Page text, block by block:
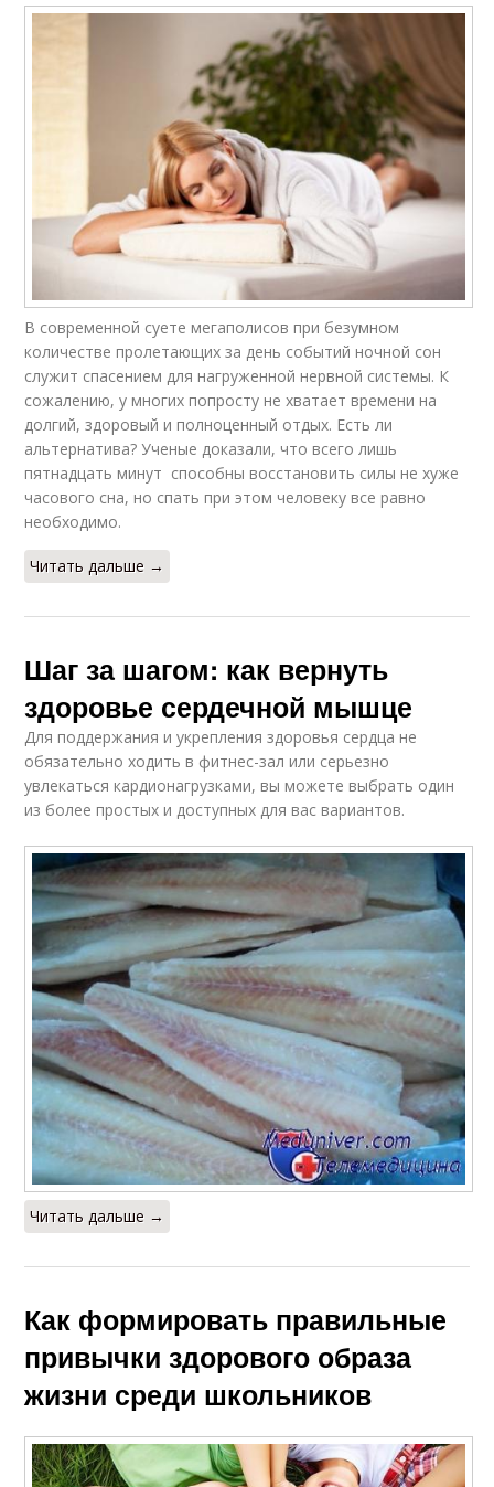
В современной суете мегаполисов при безумном
количестве пролетающих за день событий ночной сон
служит спасением для нагруженной нервной системы. К
сожалению, у многих попросту не хватает времени на
долгий, здоровый и полноценный отдых. Есть ли
альтернатива? Ученые доказали, что всего лишь
пятнадцать минут способны восстановить силы не хуже
часового сна, но спать при этом человеку все равно
необходимо.
Читать дальше →
Шаг за шагом: как вернуть
здоровье сердечной мышце
Для поддержания и укрепления здоровья сердца не
обязательно ходить в фитнес-зал или серьезно
увлекаться кардионагрузками, вы можете выбрать один
из более простых и доступных для вас вариантов.
Читать дальше →
Как формировать правильные
привычки здорового образа
жизни среди школьников